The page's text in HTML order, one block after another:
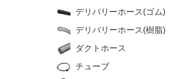
デリバリーホース(ゴム)
デリバリーホース(樹脂)
ダクトホース
チューブ